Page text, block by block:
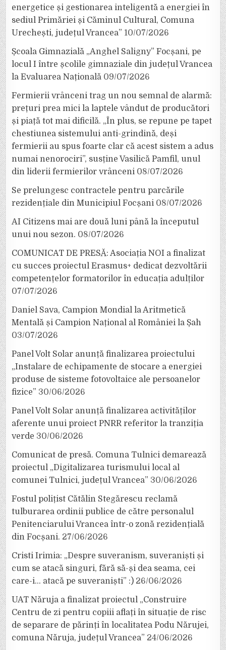
energetice și gestionarea inteligentă a energiei în
sediul Primăriei și Căminul Cultural, Comuna
Urechești, județul Vrancea” 10/07/2026
Școala Gimnazială „Anghel Saligny” Focșani, pe
locul I între școlile gimnaziale din județul Vrancea
la Evaluarea Națională 09/07/2026
Fermierii vrânceni trag un nou semnal de alarmă:
prețuri prea mici la laptele vândut de producători
și piață tot mai dificilă. „În plus, se repune pe tapet
chestiunea sistemului anti-grindină, deși
fermierii au spus foarte clar că acest sistem a adus
numai nenorociri”, susține Vasilică Pamfil, unul
din liderii fermierilor vrânceni 08/07/2026
Se prelungesc contractele pentru parcările
rezidențiale din Municipiul Focșani 08/07/2026
AI Citizens mai are două luni până la începutul
unui nou sezon. 08/07/2026
COMUNICAT DE PRESĂ: Asociația NOI a finalizat
cu succes proiectul Erasmus+ dedicat dezvoltării
competențelor formatorilor în educația adulților
07/07/2026
Daniel Sava, Campion Mondial la Aritmetică
Mentală și Campion Național al României la Șah
03/07/2026
Panel Volt Solar anunță finalizarea proiectului
„Instalare de echipamente de stocare a energiei
produse de sisteme fotovoltaice ale persoanelor
fizice” 30/06/2026
Panel Volt Solar anunță finalizarea activităților
aferente unui proiect PNRR referitor la tranziția
verde 30/06/2026
Comunicat de presă. Comuna Tulnici demarează
proiectul „Digitalizarea turismului local al
comunei Tulnici, județul Vrancea” 30/06/2026
Fostul polițist Cătălin Stegărescu reclamă
tulburarea ordinii publice de către personalul
Penitenciarului Vrancea într-o zonă rezidențială
din Focșani. 27/06/2026
Cristi Irimia: „Despre suveranism, suveraniști și
cum se atacă singuri, fără să-și dea seama, cei
care-i… atacă pe suveraniști” :) 26/06/2026
UAT Năruja a finalizat proiectul „Construire
Centru de zi pentru copiii aflați în situație de risc
de separare de părinți în localitatea Podu Nărujei,
comuna Năruja, județul Vrancea” 24/06/2026